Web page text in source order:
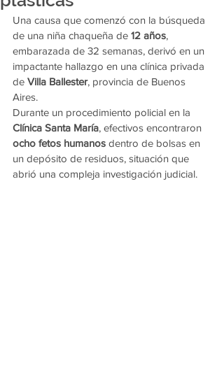
Una causa que comenzó con la búsqueda
de una niña chaqueña de 12 años,
embarazada de 32 semanas, derivó en un
impactante hallazgo en una clínica privada
de Villa Ballester, provincia de Buenos
Aires.
Durante un procedimiento policial en la
Clínica Santa María, efectivos encontraron
ocho fetos humanos dentro de bolsas en
un depósito de residuos, situación que
abrió una compleja investigación judicial.